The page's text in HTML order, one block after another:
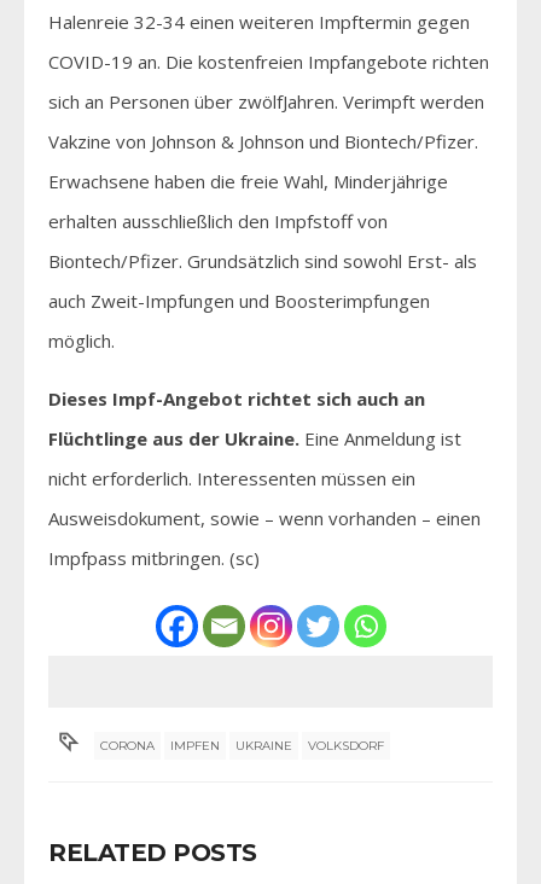
Halenreie 32-34 einen weiteren Impftermin gegen
COVID-19 an. Die kostenfreien Impfangebote richten
sich an Personen über zwölfJahren. Verimpft werden
Vakzine von Johnson & Johnson und Biontech/Pfizer.
Erwachsene haben die freie Wahl, Minderjährige
erhalten ausschließlich den Impfstoff von
Biontech/Pfizer. Grundsätzlich sind sowohl Erst- als
auch Zweit-Impfungen und Boosterimpfungen
möglich.
Dieses Impf-Angebot richtet sich auch an
Flüchtlinge aus der Ukraine. Eine Anmeldung ist
nicht erforderlich. Interessenten müssen ein
Ausweisdokument, sowie – wenn vorhanden – einen
Impfpass mitbringen. (sc)
CORONA IMPFEN UKRAINE VOLKSDORF
RELATED POSTS